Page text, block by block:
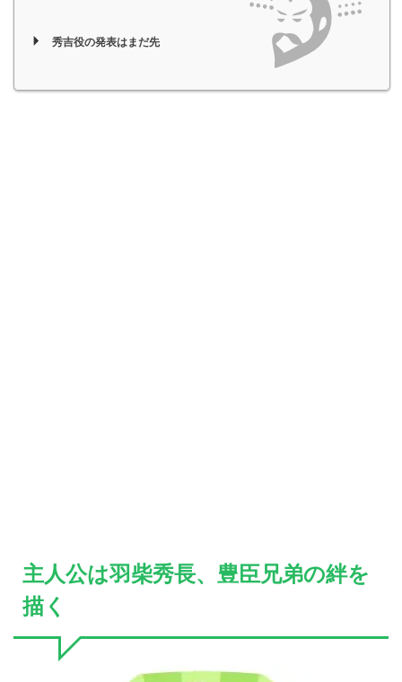
秀吉役の発表はまだ先
主人公は羽柴秀長、豊臣兄弟の絆を
描く